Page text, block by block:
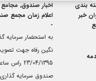
بندی
اخبار صندوق, مجامع
خبر
اعلام زمان مجمع
-
به استحضار سرمایه
صندوق سرمایه گذاری